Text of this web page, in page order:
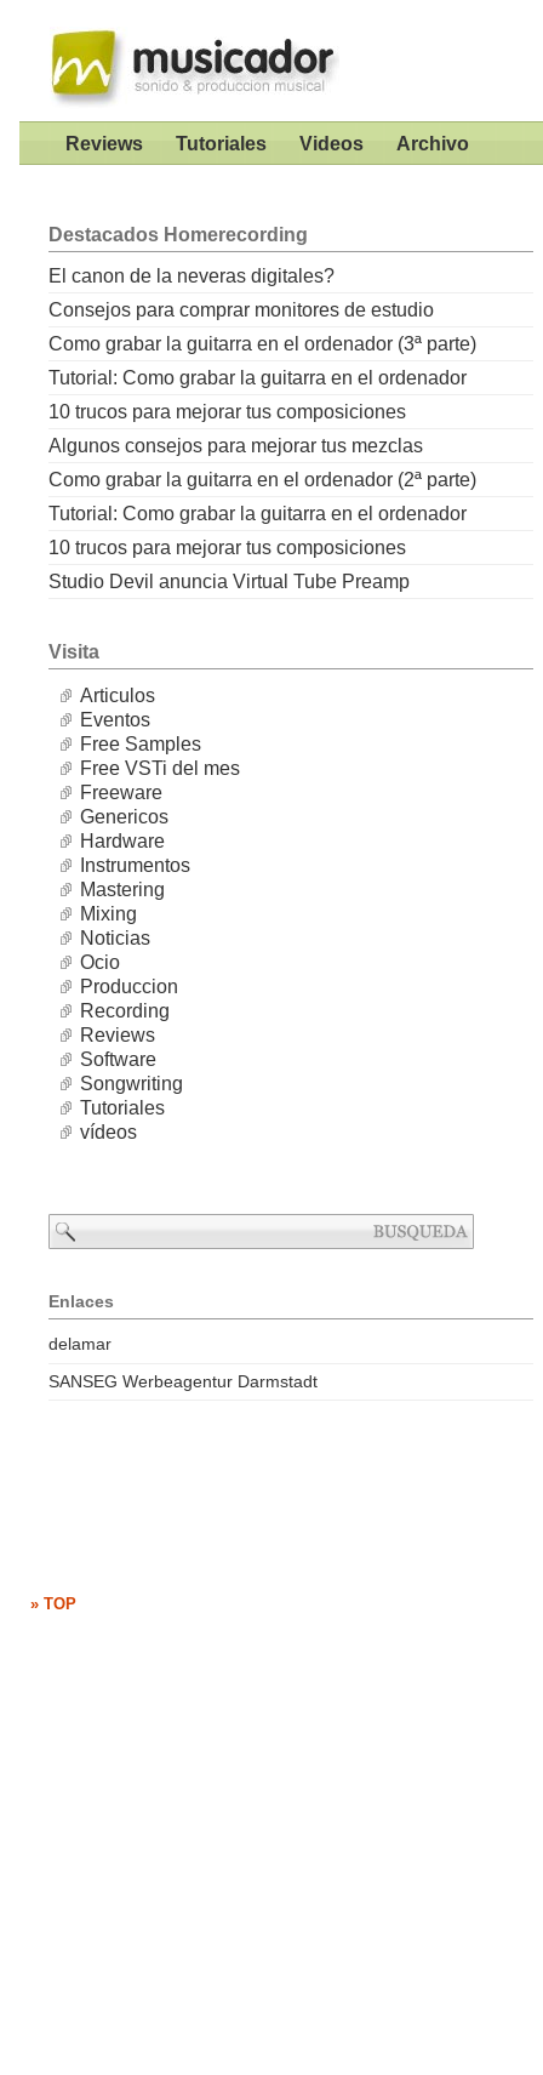
Reviews Tutoriales Videos Archivo
Destacados Homerecording
El canon de la neveras digitales?
Consejos para comprar monitores de estudio
Como grabar la guitarra en el ordenador (3ª parte)
Tutorial: Como grabar la guitarra en el ordenador
10 trucos para mejorar tus composiciones
Algunos consejos para mejorar tus mezclas
Como grabar la guitarra en el ordenador (2ª parte)
Tutorial: Como grabar la guitarra en el ordenador
10 trucos para mejorar tus composiciones
Studio Devil anuncia Virtual Tube Preamp
Visita
Articulos
Eventos
Free Samples
Free VSTi del mes
Freeware
Genericos
Hardware
Instrumentos
Mastering
Mixing
Noticias
Ocio
Produccion
Recording
Reviews
Software
Songwriting
Tutoriales
vídeos
Enlaces
delamar
SANSEG Werbeagentur Darmstadt
» TOP